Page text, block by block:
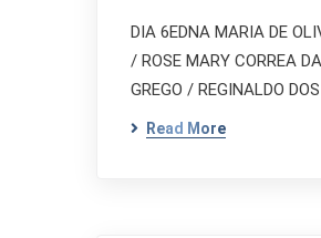
DIA 6EDNA MARIA DE
/ ROSE MARY CORREA
GREGO / REGINALDO
Read More